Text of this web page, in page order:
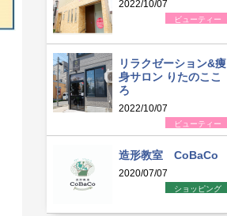
2022/10/07
ビューティー
リラクゼーション&痩
身サロン りたのここ
ろ
2022/10/07
ビューティー
造形教室 CoBaCo
2020/07/07
ショッピング